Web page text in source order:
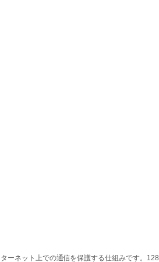
ネット上での通信を保護する仕組みです。